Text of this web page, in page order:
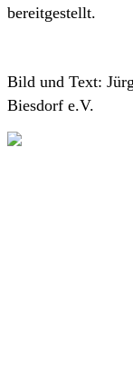
bereitgestellt.
Bild und Text:
Biesdorf e.V.